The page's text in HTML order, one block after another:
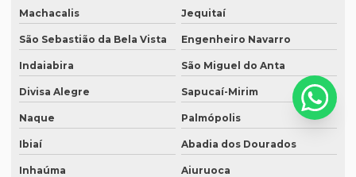
Serviço de revisão de manuscritos literários
Serviço de revisão ortográfica
Serviço de revisão de teses e dissertações
Serviço de revisão de textos em alemão
Serviço de revisão de textos em árabe
Machacalis Jequitaí
São Sebastião da Bela Vista Engenheiro Navarro
Indaiabira São Miguel do Anta
Divisa Alegre Sapucaí-Mirim
Naque Palmópolis
Ibiaí Abadia dos Dourados
Inhaúma Aiuruoca